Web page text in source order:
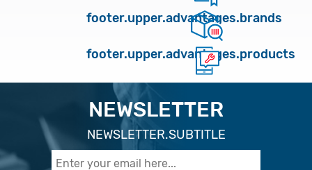
footer.upper.advantages.brands
footer.upper.advantages.products
NEWSLETTER
NEWSLETTER.SUBTITLE